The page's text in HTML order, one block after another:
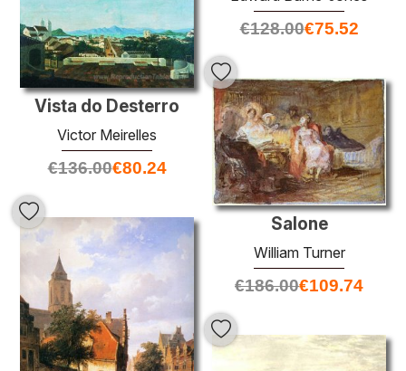
€128.00€75.52
Vista do Desterro
Victor Meirelles
€136.00€80.24
Salone
William Turner
€186.00€109.74